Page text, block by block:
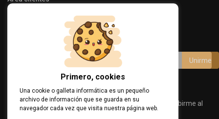
Únete a nuestro canal
Acepto términos y condiciones
Consiento el uso de mis datos personales para suscribirme al
Canal de Comunicaciones.
Política de Privacidad
Primero, cookies
Una cookie o galleta informática es un pequeño
archivo de información que se guarda en su
navegador cada vez que visita nuestra página web.